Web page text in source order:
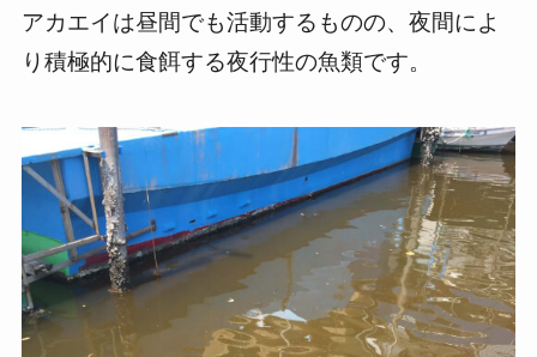
アカエイは昼間でも活動するものの、夜間によ
り積極的に食餌する夜行性の魚類です。